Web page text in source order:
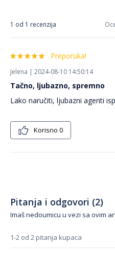
1 od 1 recenzija
Preporuka!
Jelena | 2024-08-10 14:50:14
Tačno, ljubazno, spremno
Lako naručiti, ljubazni agenti
Korisno 0
Pitanja i odgovori (2)
Imaš nedoumicu u vezi sa ovim
1-2 od 2 pitanja kupaca